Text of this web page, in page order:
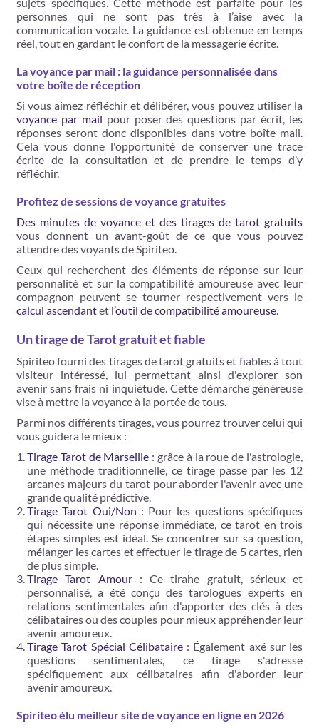
personnes qui ne sont pas très à l’aise avec la
communication vocale. La guidance est obtenue en temps
réel, tout en gardant le confort de la messagerie écrite.
La voyance par mail : la guidance personnalisée dans
votre boîte de réception
Si vous aimez réfléchir et délibérer, vous pouvez utiliser la
voyance par mail pour poser des questions par écrit, les
réponses seront donc disponibles dans votre boîte mail.
Cela vous donne l'opportunité de conserver une trace
écrite de la consultation et de prendre le temps d’y
réfléchir.
Profitez de sessions de voyance gratuites
Des minutes de voyance et des tirages de tarot gratuits
vous donnent un avant-goût de ce que vous pouvez
attendre des voyants de Spiriteo.
Ceux qui recherchent des éléments de réponse sur leur
personnalité et sur la compatibilité amoureuse avec leur
compagnon peuvent se tourner respectivement vers le
calcul ascendantet l’outil de compatibilité amoureuse.
Un tirage de Tarot gratuit et fiable
Spiriteo fourni des tirages de tarot gratuits et fiables à tout
visiteur intéressé, lui permettant ainsi d'explorer son
avenir sans frais ni inquiétude. Cette démarche généreuse
vise à mettre la voyance à la portée de tous.
Parmi nos différents tirages, vous pourrez trouver celui qui
vous guidera le mieux :
Tirage Tarot de Marseille : grâce à la roue de l'astrologie,
une méthode traditionnelle, ce tirage passe par les 12
arcanes majeurs du tarot pour aborder l'avenir avec une
grande qualité prédictive.
Tirage Tarot Oui/Non : Pour les questions spécifiques
qui nécessite une réponse immédiate, ce tarot en trois
étapes simples est idéal. Se concentrer sur sa question,
mélanger les cartes et effectuer le tirage de 5 cartes​​, rien
de plus simple.
Tirage Tarot Amour : Ce tirahe gratuit, sérieux et
personnalisé, a été conçu des tarologues experts en
relations sentimentales afin d'apporter des clés à des
célibataires ou des couples pour mieux appréhender leur
avenir amoureux.
Tirage Tarot Spécial Célibataire: Également axé sur les
questions sentimentales, ce tirage s'adresse
spécifiquement aux célibataires afin d'aborder leur
avenir amoureux​​.
Spiriteo élu meilleur site de voyance en ligne en 2026